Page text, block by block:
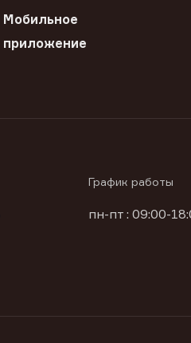
Мобильное
приложение
График работы
пн-пт : 09:00-